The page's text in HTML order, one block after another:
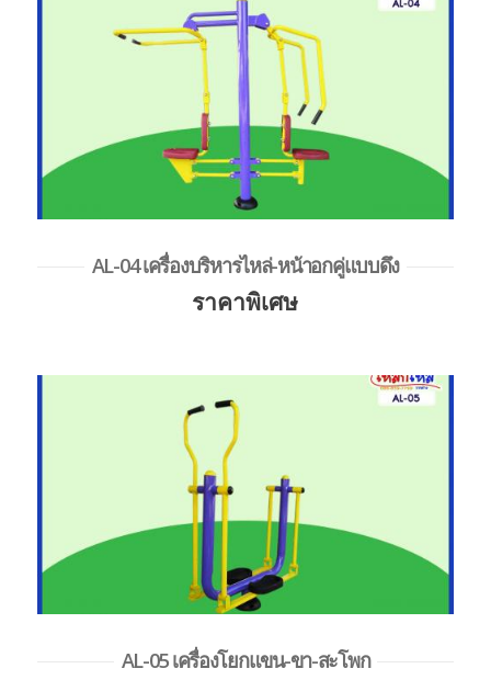
AL-04 เครื่องบริหารไหล่-หน้าอกคู่แบบดึง
ราคาพิเศษ
AL-05 เครื่องโยกแขน-ขา-สะโพก